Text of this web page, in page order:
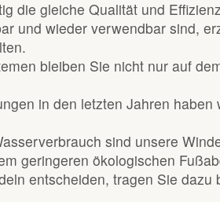
die gleiche Qualität und
und wieder verwendbar sind,
bleiben Sie nicht nur auf
in den letzten Jahren haben
sind unsere
geringeren ökologischen
entscheiden, tragen Sie